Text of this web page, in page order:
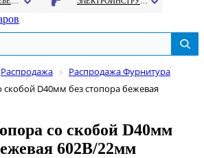
Распродажа
Распродажа Фурнитура
скобой D40мм без стопора бежевая
со скобой D40мм
602В/22мм